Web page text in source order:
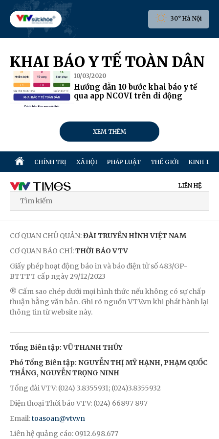
30° Hà Nội
KHAI BÁO Y TẾ TOÀN DÂN
10/03/2020
Hướng dẫn 10 bước khai báo y tế
qua app NCOVI trên di động
XEM THÊM
CHÍNH TRỊ XÃ HỘI PHÁP LUẬT THẾ GIỚI KINH TẾ
LIÊN HỆ
CƠ QUAN CHỦ QUẢN:ĐÀI TRUYỀN HÌNH VIỆT NAM
CƠ QUAN BÁO CHÍ:THỜI BÁO VTV
Giấy phép hoạt động báo in và báo điện tử số 483/GP-
BTTTT cấp ngày 29/12/2023
® Cấm sao chép dưới mọi hình thức nếu không có sự chấp
thuận bằng văn bản. Ghi rõ nguồn VTV.vn khi phát hành lại
thông tin từ website này.
Tổng Biên tập: VŨ THANH THỦY
Phó Tổng Biên tập: NGUYỄN THỊ MỸ HẠNH, PHẠM QUỐC
THẮNG, NGUYỄN TRỌNG NINH
Tổng đài VTV: (024) 3.8355931; (024)3.8355932
Điện thoại Thời báo VTV: (024) 66897 897
Email:toasoan@vtv.vn
Liên hệ quảng cáo: 0912.698.677